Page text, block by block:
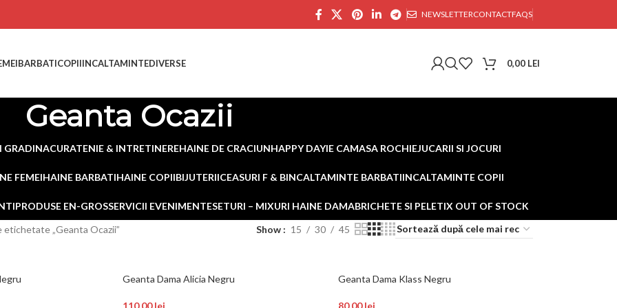
NEWSLETTERCONTACTFAQS
BARBATICOPIIINCALTAMINTEDIVERSE 0,00 LEI
Geanta Ocazii
GRADINACURATENIE & INTRETINEREHAINE DE CRACIUNHAPPY DAYIE CAMASA ROCHIEJUCARII SI JOCURI
FEMEIHAINE BARBATIHAINE COPIIBIJUTERIICEASURI F & BINCALTAMINTE BARBATIINCALTAMINTE COPII
PRODUSE EN-GROSSERVICII EVENIMENTESETURI – MIXURI HAINE DAMABRICHETE SI PELETIX OUT OF STOCK
etichetate „Geanta Ocazii” Show 15 30 45
Geanta Dama Alicia Negru
110,00lei
Geanta Dama Klass Negru
80,00lei